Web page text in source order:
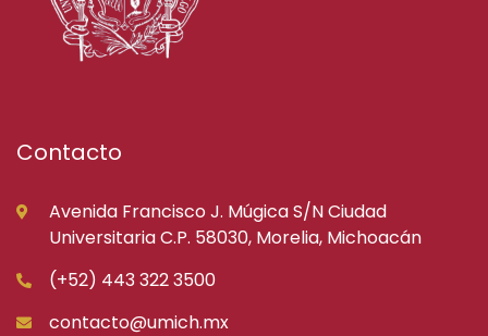
Contacto
Avenida Francisco J. Múgica S/N Ciudad
Universitaria C.P. 58030, Morelia, Michoacán
(+52) 443 322 3500
contacto@umich.mx